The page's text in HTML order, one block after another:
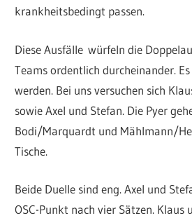
krankheitsbedingt passen.
Diese Ausfälle würfeln die
Teams ordentlich durcheinander.
werden. Bei uns versuchen sich
sowie Axel und Stefan. Die Pyer
Bodi/Marquardt und Mählmann/
Tische.
Beide Duelle sind eng. Axel und
OSC-Punkt nach vier Sätzen.